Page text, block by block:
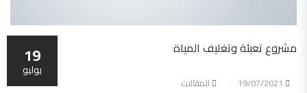
مشروع تعبئة وتغليف المياة
المقالات
19
يوليو